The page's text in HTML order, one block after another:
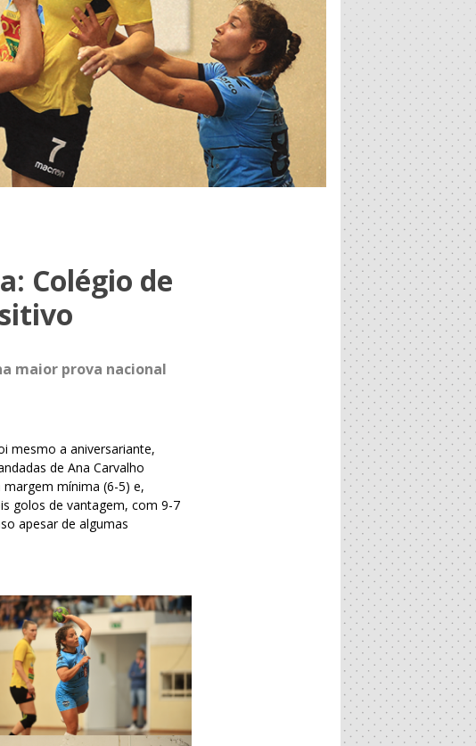
Colégio de
maior prova nacional
mesmo a aniversariante,
de Ana Carvalho
mínima (6-5) e,
golos de vantagem, com 9-7
apesar de algumas